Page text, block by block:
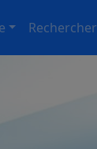
Rechercher